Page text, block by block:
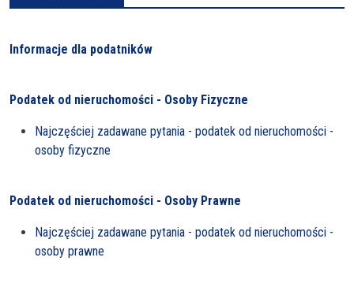
Informacje dla podatników
Podatek od nieruchomości - Osoby Fizyczne
Najczęściej zadawane pytania - podatek od nieruchomości -
osoby fizyczne
Podatek od nieruchomości - Osoby Prawne
Najczęściej zadawane pytania - podatek od nieruchomości -
osoby prawne